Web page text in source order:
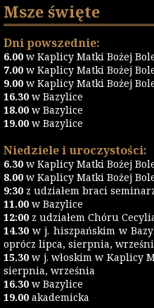
Msze święte
Dni powszednie:
6.00 w Kaplicy Matki Bożej
7.00 w Kaplicy Matki Bożej
9.00 w Kaplicy Matki Bożej
16.30 w Bazylice
18.00 w Bazylice
19.00 w Bazylice
Niedziele i uroczystości:
6.30 w Kaplicy Matki Bożej
8.00 w Kaplicy Matki Bożej
9:30 z udziałem braci
11.00 w Bazylice
12:00 z udziałem Chóru
14.30 w j. hiszpańskim w
oprócz lipca, sierpnia,
15.30 w j. włoskim w Kaplicy
sierpnia, września
16.30 w Bazylice
19.00 akademicka